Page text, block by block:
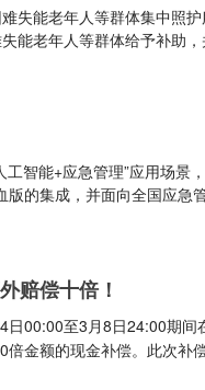
失能老年人等群体集中照
能老年人等群体给予补助
智能+应急管理”应用场景
的集成，并面向全国应急
赔偿十倍！
00:00至3月8日24:00期间
金额的现金补偿。此次补